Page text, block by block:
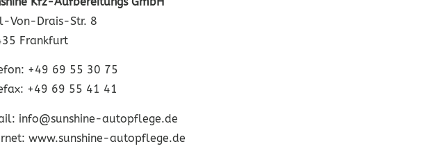
Von-Drais-Str. 8
Frankfurt
+49 69 55 30 75
+49 69 55 41 41
info@sunshine-autopflege.de
www.sunshine-autopflege.de